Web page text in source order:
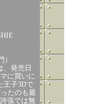
、発売日
に買いに
王子3Dで
たのも最
張では無